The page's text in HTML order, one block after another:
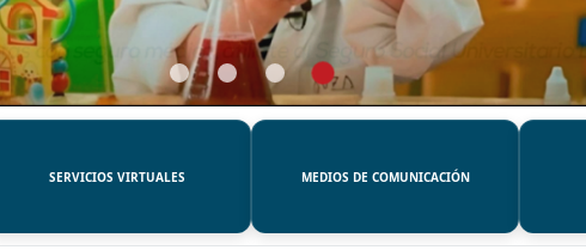
SERVICIOS VIRTUALES MEDIOS DE COMUNICACIÓN